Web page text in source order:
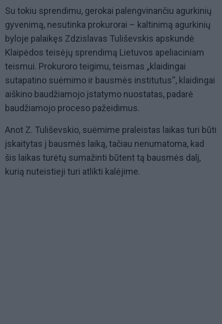
Su tokiu sprendimu, gerokai palengvinančiu agurkinių
gyvenimą, nesutinka prokurorai – kaltinimą agurkinių
byloje palaikęs Zdzislavas Tuliševskis apskundė
Klaipėdos teisėjų sprendimą Lietuvos apeliaciniam
teismui. Prokuroro teigimu, teismas „klaidingai
sutapatino suėmimo ir bausmės institutus“, klaidingai
aiškino baudžiamojo įstatymo nuostatas, padarė
baudžiamojo proceso pažeidimus.
Anot Z. Tuliševskio, suėmime praleistas laikas turi būti
įskaitytas į bausmės laiką, tačiau nenumatoma, kad
šis laikas turėtų sumažinti būtent tą bausmės dalį,
kurią nuteistieji turi atlikti kalėjime.